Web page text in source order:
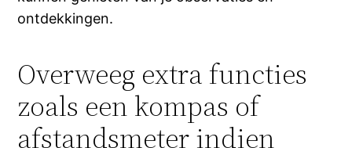
ontdekkingen.
Overweeg extra functies
zoals een kompas of
afstandsmeter indien